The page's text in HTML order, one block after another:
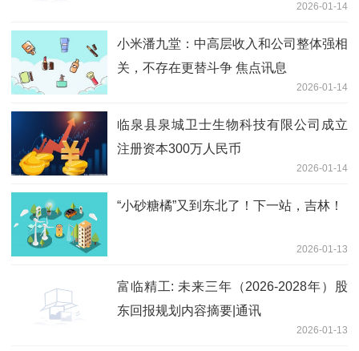
2026-01-14
小米潘九堂：中高层收入和公司整体强相
关，不存在更替斗争 焦点讯息
2026-01-14
临泉县泉城卫士生物科技有限公司成立
注册资本300万人民币
2026-01-14
“小砂糖橘”又到东北了！下一站，吉林！
2026-01-13
富临精工: 未来三年（2026-2028年）股
东回报规划内容摘要|通讯
2026-01-13